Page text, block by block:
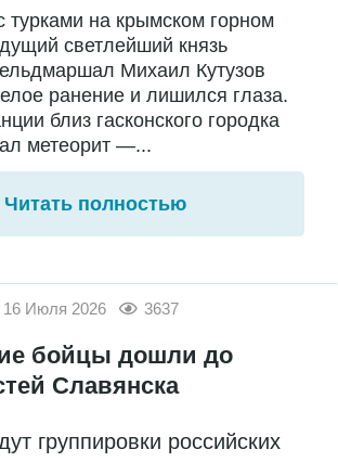
турками на крымском горном
светлейший князь
Михаил Кутузов
ранение и лишился глаза.
близ гасконского городка
метеорит —...
Читать полностью
16 Июля 2026 3637
бойцы дошли до
Славянска
группировки российских